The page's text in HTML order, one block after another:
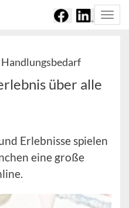
über alle
Erlebnisse spielen
eine große